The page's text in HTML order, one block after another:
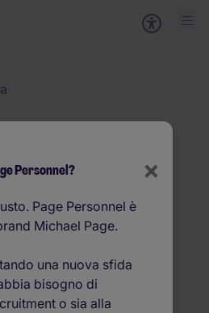
-
L.68/99
×
Personnel?
Page Personnel è
Michael Page.
una nuova sfida
bisogno di
o sia alla